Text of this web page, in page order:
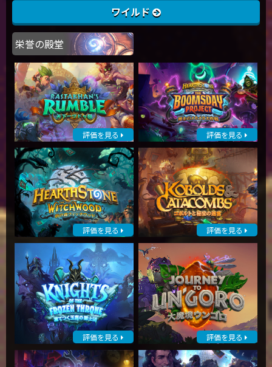
ワイルド
栄誉の殿堂
評価を見る 評価を見る
評価を見る 評価を見る
評価を見る 評価を見る